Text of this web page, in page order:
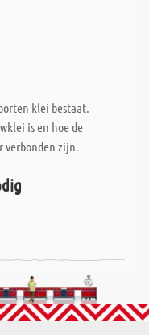
klei bestaat.
is en hoe de
verbonden zijn.